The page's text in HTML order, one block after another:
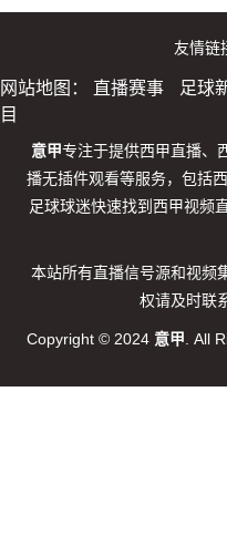
友情链
网站地图： 直播赛事 足球
目
意甲专注于提供西甲直播、
播无插件观看等服务，包括
足球球迷快速找到西甲视频
本站所有直播信号源和视频
权请及时联
Copyright © 2024 意甲 . All